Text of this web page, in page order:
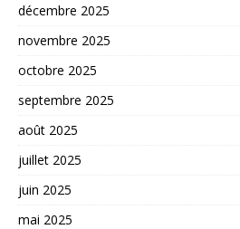
décembre 2025
novembre 2025
octobre 2025
septembre 2025
août 2025
juillet 2025
juin 2025
mai 2025